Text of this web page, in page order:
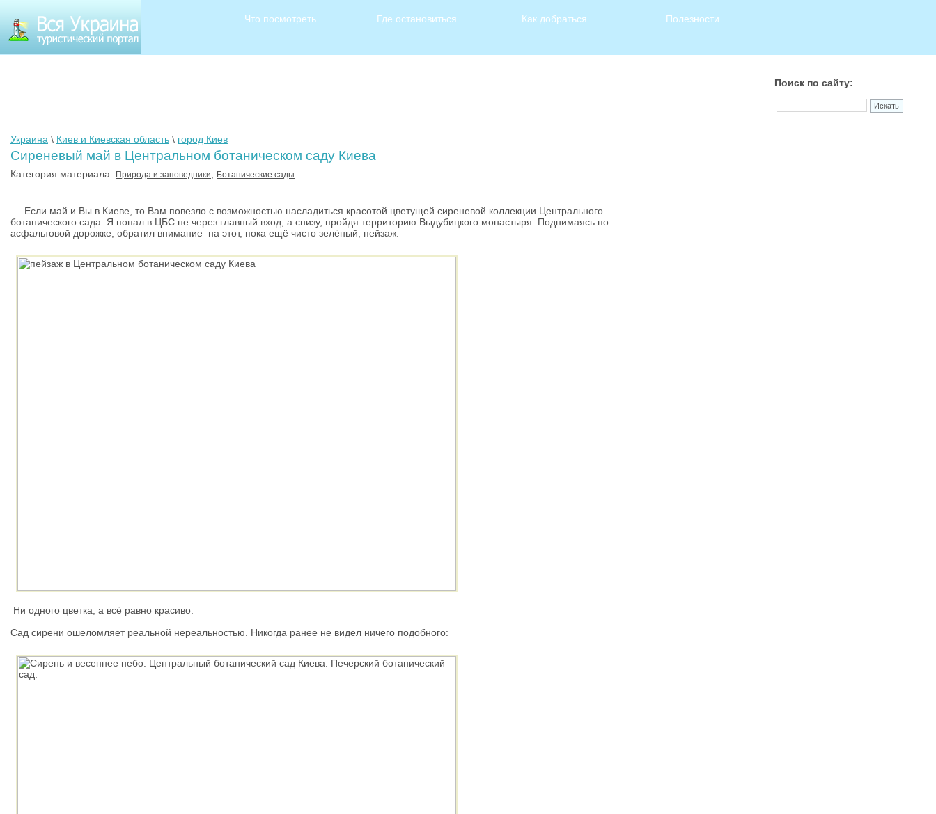
Что посмотреть Где остановиться Как добраться Полезности
Украина \ Киев и Киевская область \ город Киев
Сиреневый май в Центральном ботаническом саду Киева
Категория материала: Природа и заповедники; Ботанические сады
Если май и Вы в Киеве, то Вам повезло с возможностью насладиться красотой цветущей сиреневой коллекции Центрального
ботанического сада. Я попал в ЦБС не через главный вход, а снизу, пройдя территорию Выдубицкого монастыря. Поднимаясь по
асфальтовой дорожке, обратил внимание на этот, пока ещё чисто зелёный, пейзаж:
Ни одного цветка, а всё равно красиво.
Сад сирени ошеломляет реальной нереальностью. Никогда ранее не видел ничего подобного:
Поиск по сайту: